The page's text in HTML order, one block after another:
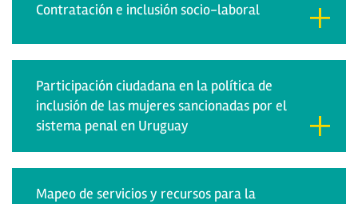
Contratación e inclusión socio-laboral
Participación ciudadana en la política de
inclusión de las mujeres sancionadas por el
sistema penal en Uruguay
Mapeo de servicios y recursos para la